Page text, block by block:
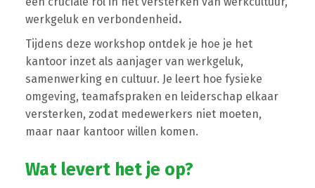
werkgeluk en verbondenheid.
Tijdens deze workshop ontdek je hoe je het
kantoor inzet als aanjager van werkgeluk,
samenwerking en cultuur. Je leert hoe fysieke
omgeving, teamafspraken en leiderschap elkaar
versterken, zodat medewerkers niet moeten,
maar naar kantoor willen komen.
Wat levert het je op?